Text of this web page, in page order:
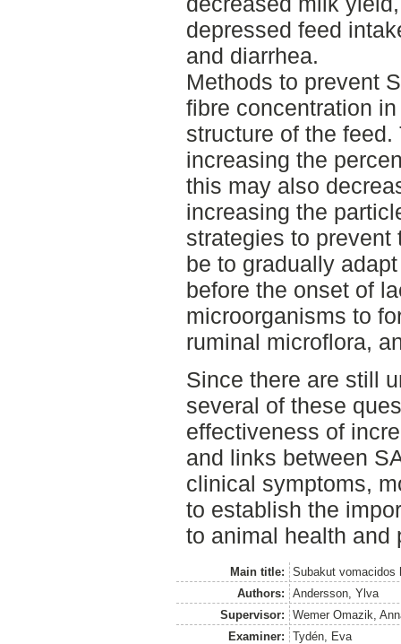
depressed feed
and diarrhea.
Methods to prevent
fibre concentration
structure of the
increasing the
this may also
increasing the
strategies to prevent
be to gradually
before the onset of
microorganisms to
ruminal microflora,
Since there are still
several of these
effectiveness of
and links between
clinical symptoms,
to establish the
to animal health and
Main title:
Subakut vomacidos
Authors:
Andersson, Ylva
Supervisor:
Wemer Omazik,
Examiner:
Tydén, Eva